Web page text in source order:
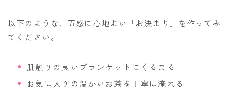
以下のような、五感に心地よい「お決まり」を作ってみ
てください。
肌触りの良いブランケットにくるまる
お気に入りの温かいお茶を丁寧に淹れる